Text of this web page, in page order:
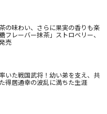
の味わい、さらに果実の香りも楽
フレーバー抹茶」ストロベリー、
売
いた戦国武将！幼い弟を支え、共
得居通幸の波乱に満ちた生涯